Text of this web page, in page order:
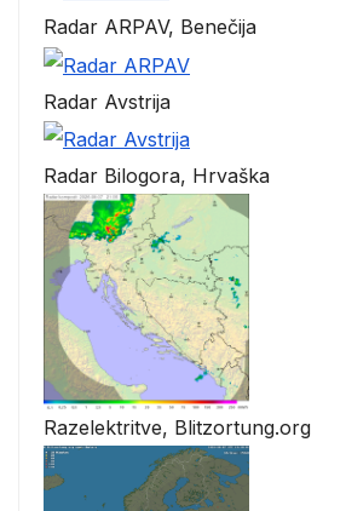
Radar ARPAV, Benečija
Radar Avstrija
Radar Bilogora, Hrvaška
Razelektritve, Blitzortung.org